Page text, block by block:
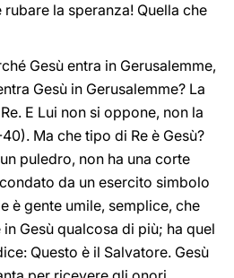
la speranza! Quella che
Gesù entra in Gerusalemme,
Gesù in Gerusalemme? La
E Lui non si oppone, non la
Ma che tipo di Re è Gesù?
puledro, non ha una corte
da un esercito simbolo
è gente umile, semplice, che
Gesù qualcosa di più; ha quel
Questo è il Salvatore. Gesù